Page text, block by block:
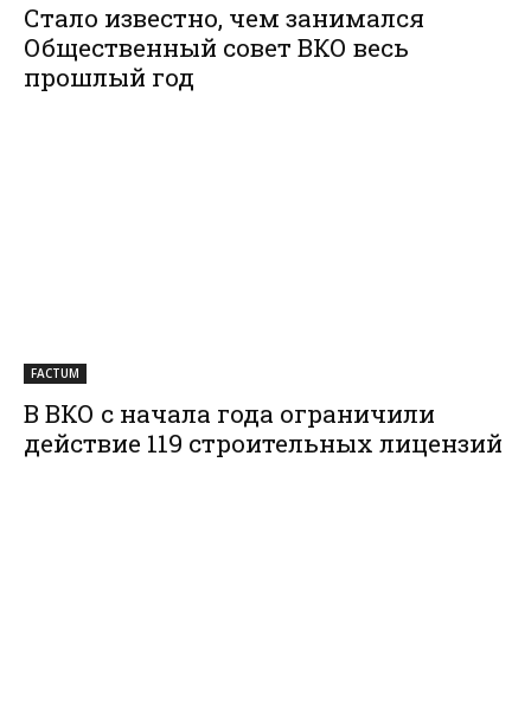
Стало известно, чем занимался
Общественный совет ВКО весь
прошлый год
FACTUM
В ВКО с начала года ограничили
действие 119 строительных лицензий